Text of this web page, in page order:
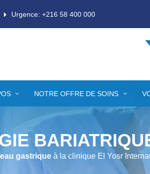
Urgence: +216 58 400 000
NOTRE OFFRE DE SOINS
gastrique à la clinique El Yosr